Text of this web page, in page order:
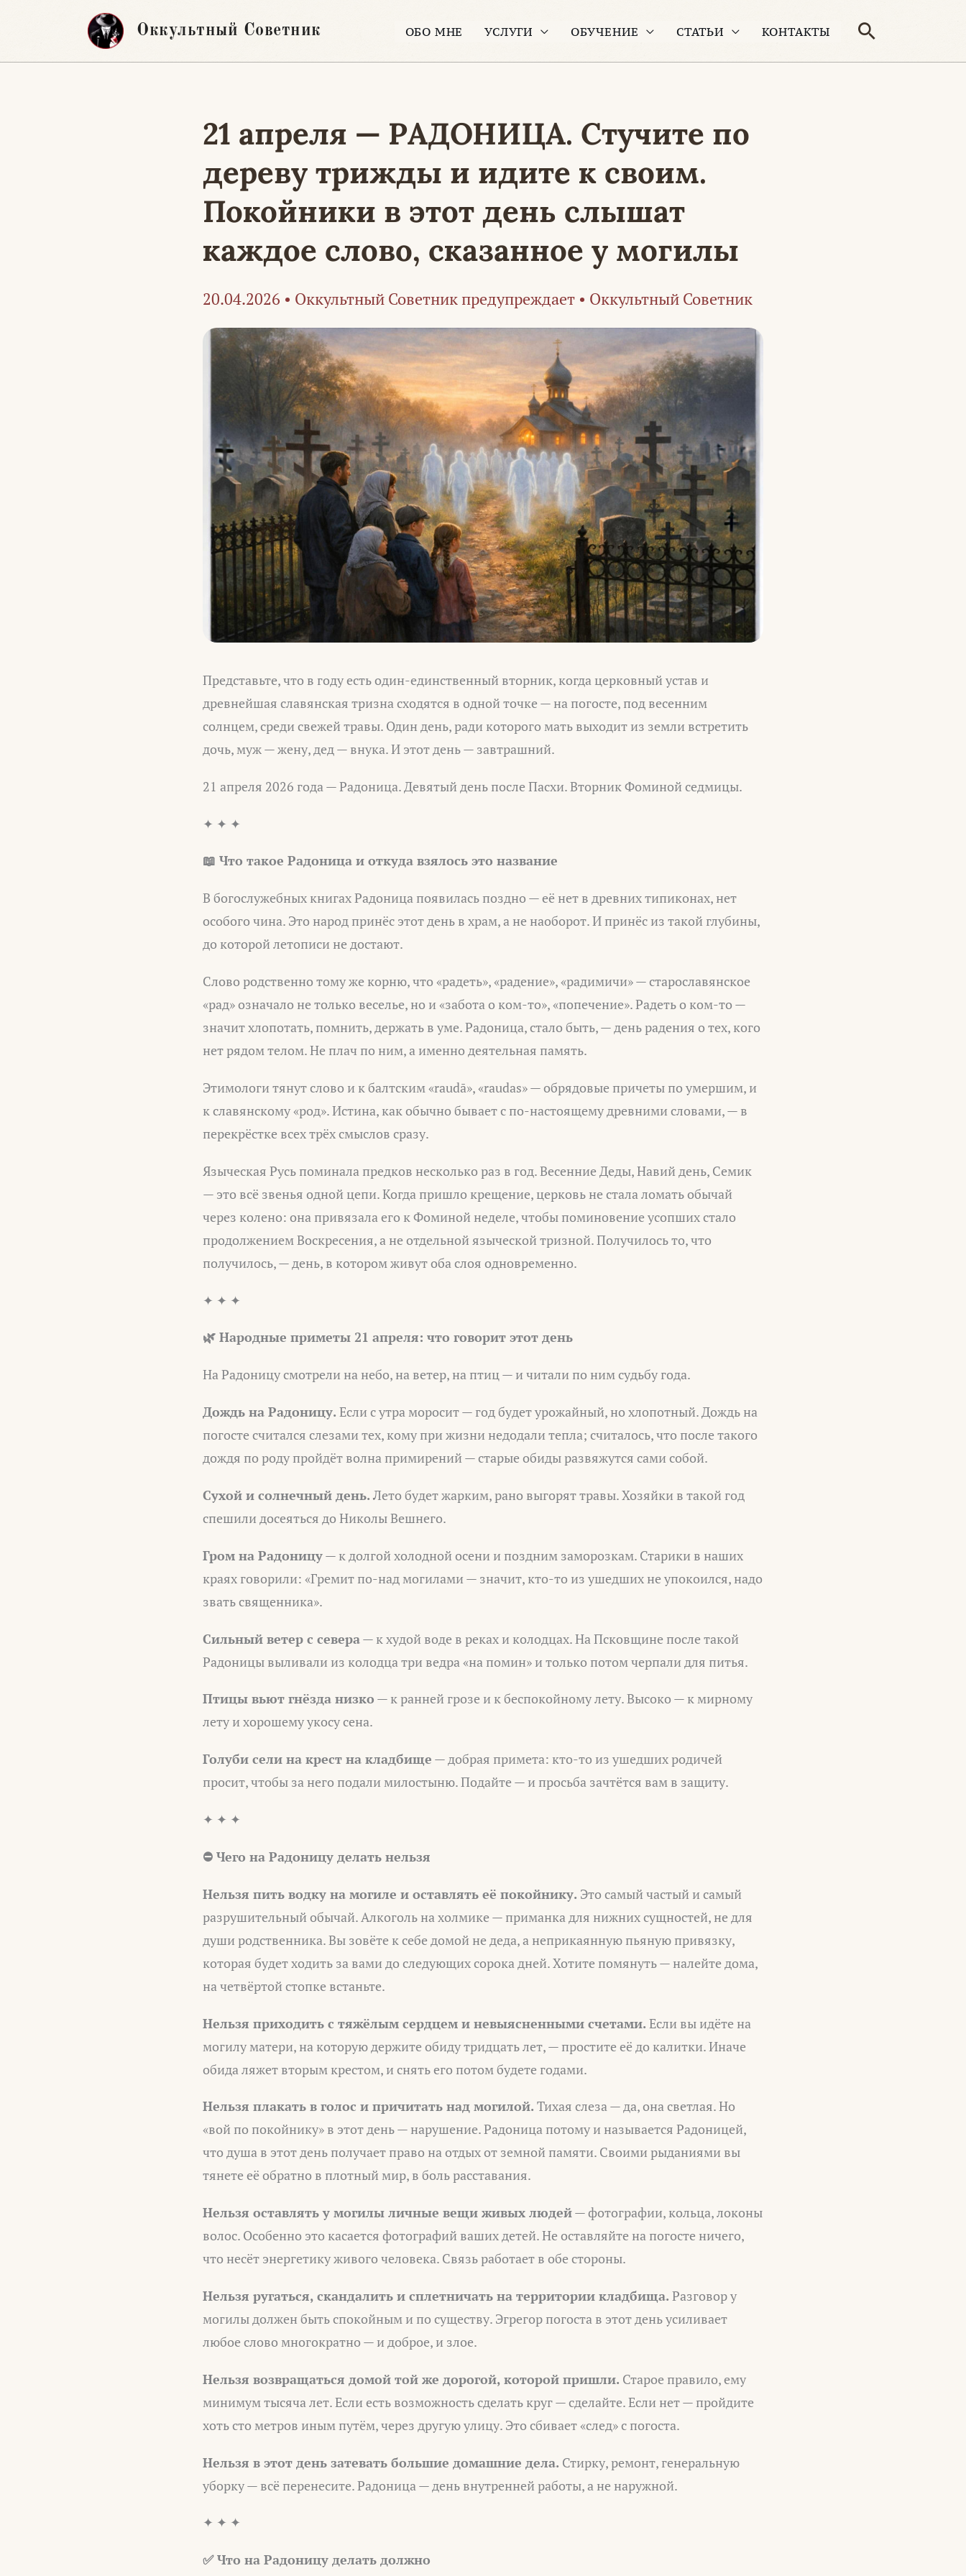
Оккультный Советник ОБО МНЕ УСЛУГИ ОБУЧЕНИЕ СТАТЬИ КОНТАКТЫ Поиск
21 апреля — РАДОНИЦА. Стучите по
дереву трижды и идите к своим.
Покойники в этот день слышат
каждое слово, сказанное у могилы
20.04.2026 • Оккультный Советник предупреждает • Оккультный Советник
Представьте, что в году есть один-единственный вторник, когда церковный устав и
древнейшая славянская тризна сходятся в одной точке — на погосте, под весенним
солнцем, среди свежей травы. Один день, ради которого мать выходит из земли встретить
дочь, муж — жену, дед — внука. И этот день — завтрашний.
21 апреля 2026 года — Радоница. Девятый день после Пасхи. Вторник Фоминой седмицы.
✦ ✦ ✦
📖 Что такое Радоница и откуда взялось это название
В богослужебных книгах Радоница появилась поздно — её нет в древних типиконах, нет
особого чина. Это народ принёс этот день в храм, а не наоборот. И принёс из такой глубины,
до которой летописи не достают.
Слово родственно тому же корню, что «радеть», «радение», «радимичи» — старославянское
«рад» означало не только веселье, но и «забота о ком-то», «попечение». Радеть о ком-то —
значит хлопотать, помнить, держать в уме. Радоница, стало быть, — день радения о тех, кого
нет рядом телом. Не плач по ним, а именно деятельная память.
Этимологи тянут слово и к балтским «raudā», «raudas» — обрядовые причеты по умершим, и
к славянскому «род». Истина, как обычно бывает с по-настоящему древними словами, — в
перекрёстке всех трёх смыслов сразу.
Языческая Русь поминала предков несколько раз в год. Весенние Деды, Навий день, Семик
— это всё звенья одной цепи. Когда пришло крещение, церковь не стала ломать обычай
через колено: она привязала его к Фоминой неделе, чтобы поминовение усопших стало
продолжением Воскресения, а не отдельной языческой тризной. Получилось то, что
получилось, — день, в котором живут оба слоя одновременно.
✦ ✦ ✦
🌿 Народные приметы 21 апреля: что говорит этот день
На Радоницу смотрели на небо, на ветер, на птиц — и читали по ним судьбу года.
Дождь на Радоницу. Если с утра моросит — год будет урожайный, но хлопотный. Дождь на
погосте считался слезами тех, кому при жизни недодали тепла; считалось, что после такого
дождя по роду пройдёт волна примирений — старые обиды развяжутся сами собой.
Сухой и солнечный день. Лето будет жарким, рано выгорят травы. Хозяйки в такой год
спешили досеяться до Николы Вешнего.
Гром на Радоницу— к долгой холодной осени и поздним заморозкам. Старики в наших
краях говорили: «Гремит по-над могилами — значит, кто-то из ушедших не упокоился, надо
звать священника».
Сильный ветер с севера— к худой воде в реках и колодцах. На Псковщине после такой
Радоницы выливали из колодца три ведра «на помин» и только потом черпали для питья.
Птицы вьют гнёзда низко — к ранней грозе и к беспокойному лету. Высоко — к мирному
лету и хорошему укосу сена.
Голуби сели на крест на кладбище — добрая примета: кто-то из ушедших родичей
просит, чтобы за него подали милостыню. Подайте — и просьба зачтётся вам в защиту.
✦ ✦ ✦
⛔ Чего на Радоницу делать нельзя
Нельзя пить водку на могиле и оставлять её покойнику. Это самый частый и самый
разрушительный обычай. Алкоголь на холмике — приманка для нижних сущностей, не для
души родственника. Вы зовёте к себе домой не деда, а неприкаянную пьяную привязку,
которая будет ходить за вами до следующих сорока дней. Хотите помянуть — налейте дома,
на четвёртой стопке встаньте.
Нельзя приходить с тяжёлым сердцем и невыясненными счетами. Если вы идёте на
могилу матери, на которую держите обиду тридцать лет, — простите её до калитки. Иначе
обида ляжет вторым крестом, и снять его потом будете годами.
Нельзя плакать в голос и причитать над могилой. Тихая слеза — да, она светлая. Но
«вой по покойнику» в этот день — нарушение. Радоница потому и называется Радоницей,
что душа в этот день получает право на отдых от земной памяти. Своими рыданиями вы
тянете её обратно в плотный мир, в боль расставания.
Нельзя оставлять у могилы личные вещи живых людей— фотографии, кольца, локоны
волос. Особенно это касается фотографий ваших детей. Не оставляйте на погосте ничего,
что несёт энергетику живого человека. Связь работает в обе стороны.
Нельзя ругаться, скандалить и сплетничать на территории кладбища. Разговор у
могилы должен быть спокойным и по существу. Эгрегор погоста в этот день усиливает
любое слово многократно — и доброе, и злое.
Нельзя возвращаться домой той же дорогой, которой пришли. Старое правило, ему
минимум тысяча лет. Если есть возможность сделать круг — сделайте. Если нет — пройдите
хоть сто метров иным путём, через другую улицу. Это сбивает «след» с погоста.
Нельзя в этот день затевать большие домашние дела. Стирку, ремонт, генеральную
уборку — всё перенесите. Радоница — день внутренней работы, а не наружной.
✦ ✦ ✦
✅ Что на Радоницу делать должно